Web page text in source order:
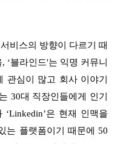
비스의 방향이 다르기 때
‘블라인드'는 익명 커뮤니
관심이 많고 회사 이야기
30대 직장인들에게 인기
‘Linkedin’은 현재 인맥을
는 플랫폼이기 때문에 50